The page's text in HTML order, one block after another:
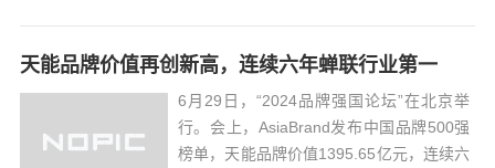
天能品牌价值再创新高，连续六年蝉联行业第一
6月29日，“2024品牌强国论坛”在北京举
行。会上，AsiaBrand发布中国品牌500强
榜单，天能品牌价值1395.65亿元，连续六